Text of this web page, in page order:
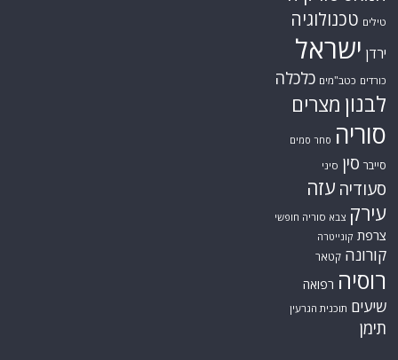
טילים טכנולוגיה
ירדן ישראל
כורדים כטב"מים כלכלה
לבנון מצרים
סוריה סחר סמים
סייבר סין סיני
סעודיה עזה
עירק צבא סוריה חופשי
צרפת קונייטרה
קורונה קטאר
רוסיה רפואה
שיעים תוכנית הגרעין
תימן